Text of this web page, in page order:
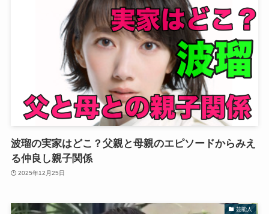
波瑠の実家はどこ？父親と母親のエピソードからみえ
る仲良し親子関係
2025年12月25日
芸能人